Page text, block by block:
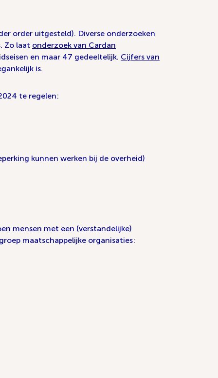
order uitgesteld). Diverse onderzoeken
Zo laat onderzoek van Cardan
en maar 47 gedeeltelijk. Cijfers van
is.
te regelen:
kunnen werken bij de overheid)
mensen met een (verstandelijke)
maatschappelijke organisaties: